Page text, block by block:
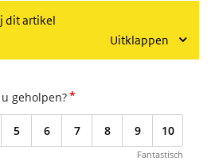
dit artikel
Uitklappen
geholpen?*
5 6 7 8 9 10
Fantastisch